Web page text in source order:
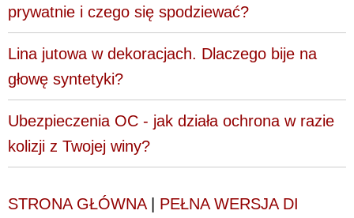
prywatnie i czego się spodziewać?
Lina jutowa w dekoracjach. Dlaczego bije na
głowę syntetyki?
Ubezpieczenia OC - jak działa ochrona w razie
kolizji z Twojej winy?
STRONA GŁÓWNA| PEŁNA WERSJA DI